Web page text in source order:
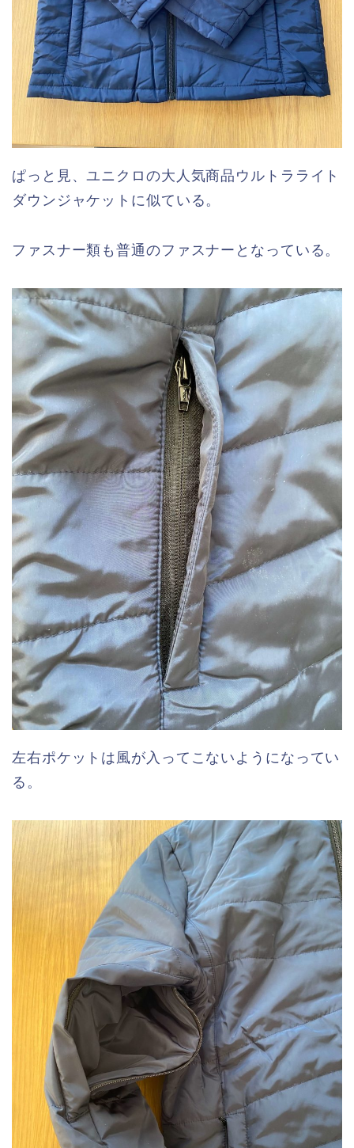
ぱっと見、ユニクロの大人気商品ウルトラライト
ダウンジャケットに似ている。
ファスナー類も普通のファスナーとなっている。
左右ポケットは風が入ってこないようになってい
る。